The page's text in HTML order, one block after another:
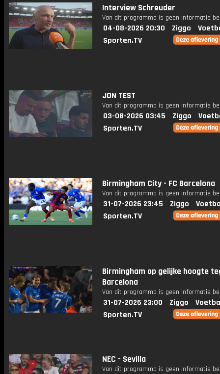
Interview Schreuder
Van dit programma is geen informatie
04-08-2026 20:30 Ziggo
Sporten.TV
JON TEST
Van dit programma is geen informatie
03-08-2026 03:45 Ziggo
Sporten.TV
Birmingham City - FC Barcelona
Van dit programma is geen informatie
31-07-2026 23:45 Ziggo
Sporten.TV
Birmingham op gelijke hoogte
Barcelona
Van dit programma is geen informatie
31-07-2026 23:00 Ziggo
Sporten.TV
NEC - Sevilla
Van dit programma is geen informatie